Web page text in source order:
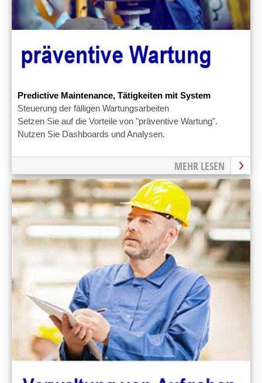
Predictive Maintenance, Tätigkeiten mit System
Steuerung der fälligen Wartungsarbeiten
Setzen Sie auf die Vorteile von "präventive Wartung".
Nutzen Sie Dashboards und Analysen.
MEHR LESEN